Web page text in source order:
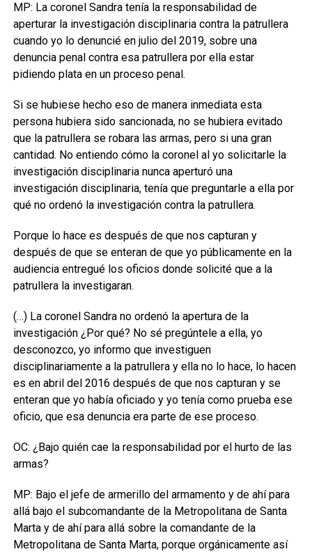
MP: La coronel Sandra tenía la responsabilidad de
aperturar la investigación disciplinaria contra la patrullera
cuando yo lo denuncié en julio del 2019, sobre una
denuncia penal contra esa patrullera por ella estar
pidiendo plata en un proceso penal.
Si se hubiese hecho eso de manera inmediata esta
persona hubiera sido sancionada, no se hubiera evitado
que la patrullera se robara las armas, pero si una gran
cantidad. No entiendo cómo la coronel al yo solicitarle la
investigación disciplinaria nunca aperturó una
investigación disciplinaria, tenía que preguntarle a ella por
qué no ordenó la investigación contra la patrullera.
Porque lo hace es después de que nos capturan y
después de que se enteran de que yo públicamente en la
audiencia entregué los oficios donde solicité que a la
patrullera la investigaran.
(…) La coronel Sandra no ordenó la apertura de la
investigación ¿Por qué? No sé pregúntele a ella, yo
desconozco, yo informo que investiguen
disciplinariamente a la patrullera y ella no lo hace, lo hacen
es en abril del 2016 después de que nos capturan y se
enteran que yo había oficiado y yo tenía como prueba ese
oficio, que esa denuncia era parte de ese proceso.
OC: ¿Bajo quién cae la responsabilidad por el hurto de las
armas?
MP: Bajo el jefe de armerillo del armamento y de ahí para
allá bajo el subcomandante de la Metropolitana de Santa
Marta y de ahí para allá sobre la comandante de la
Metropolitana de Santa Marta, porque orgánicamente así